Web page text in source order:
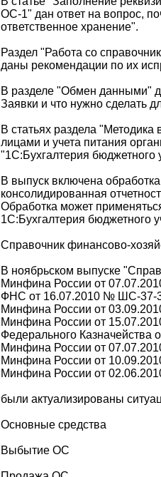
ОС-1" дан ответ на вопрос,
ответственное хранение".
Раздел "Работа со
даны рекомендации по их
В разделе "Обмен данными"
Заявки и что нужно сделать
В статьях раздела
лицами и учета питания
"1С:Бухгалтерия бюджетного
В выпуск включена
консолидированная
Обработка может
1С:Бухгалтерия бюджетного
Справочник финансово-
В ноябрьском выпуске
Минфина России от
ФНС от 16.07.2010 № ШС-37-
Минфина России от
Минфина России от
Федерального Казначейства
Минфина России от
Минфина России от
Минфина России от
были актуализированы
Основные средства
Выбытие ОС